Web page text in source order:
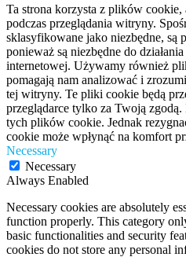
Ta strona korzysta z plików
podczas przeglądania witryny.
sklasyfikowane jako niezbędne, są
ponieważ są niezbędne do
internetowej. Używamy również
pomagają nam analizować i
tej witryny. Te pliki cookie będą
przeglądarce tylko za Twoją
tych plików cookie. Jednak
cookie może wpłynąć na komfort
Necessary
Necessary
Always Enabled
Necessary cookies are absolutely
function properly. This category
basic functionalities and security
cookies do not store any personal